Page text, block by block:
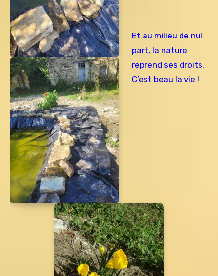
Et au milieu de nul
part, la nature
reprend ses droits.
C’est beau la vie !